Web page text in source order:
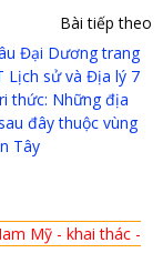
Bài tiếp theo
Đại Dương trang
Lịch sử và Địa lý 7
thức: Những địa
đây thuộc vùng
Tây
Mỹ - khai thác -